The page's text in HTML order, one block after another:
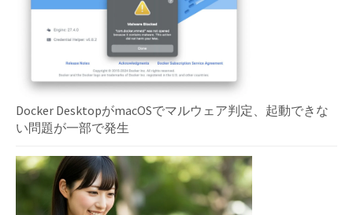
Docker DesktopがmacOSでマルウェア判定、起動できな
い問題が一部で発生